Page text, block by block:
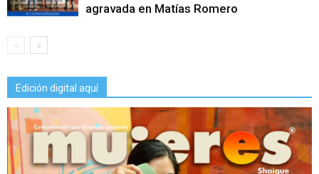
agravada en Matías Romero
Edición digital aquí